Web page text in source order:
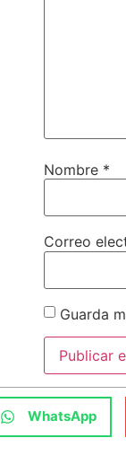
Nombre *
Correo
Guarda
WhatsApp